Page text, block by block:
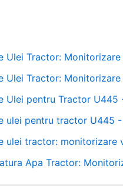
Ulei Tractor:
Ulei Tractor:
Ulei pentru Tractor U445
ulei pentru tractor U445
ulei tractor: monitorizare
Apa Tractor: